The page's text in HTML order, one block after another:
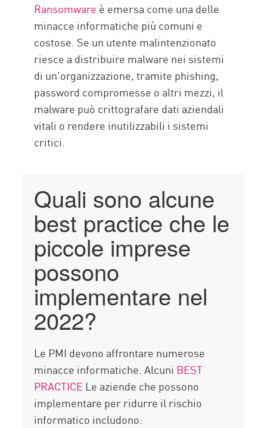
Ransomware è emersa come una delle
minacce informatiche più comuni e
costose. Se un utente malintenzionato
riesce a distribuire malware nei sistemi
di un'organizzazione, tramite phishing,
password compromesse o altri mezzi, il
malware può crittografare dati aziendali
vitali o rendere inutilizzabili i sistemi
critici.
Quali sono alcune
best practice che le
piccole imprese
possono
implementare nel
2022?
Le PMI devono affrontare numerose
minacce informatiche. Alcuni BEST
PRACTICE Le aziende che possono
implementare per ridurre il rischio
informatico includono: